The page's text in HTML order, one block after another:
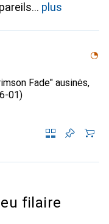
plus
Fade" ausinės,
01)
filaire